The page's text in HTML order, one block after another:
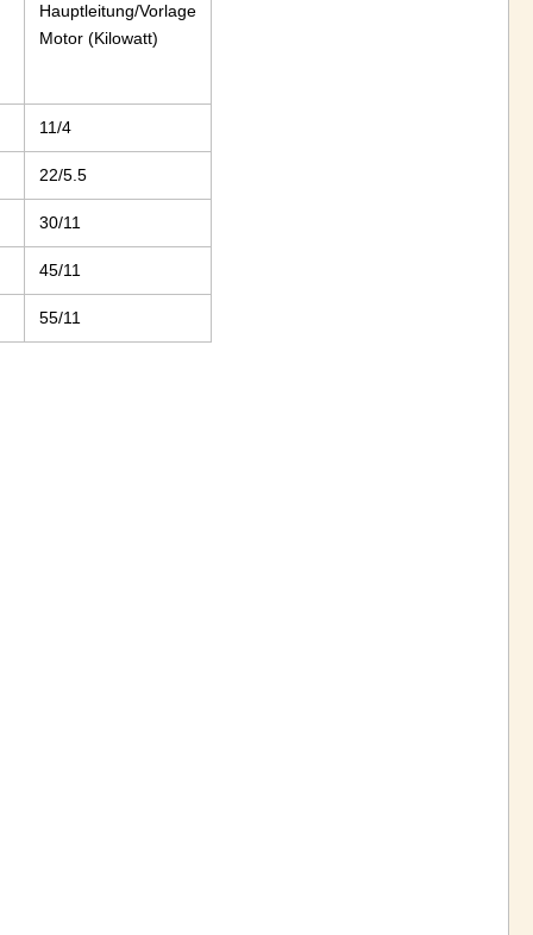
Hauptleitung/Vorlage
Motor (Kilowatt)
11/4
22/5.5
30/11
45/11
55/11